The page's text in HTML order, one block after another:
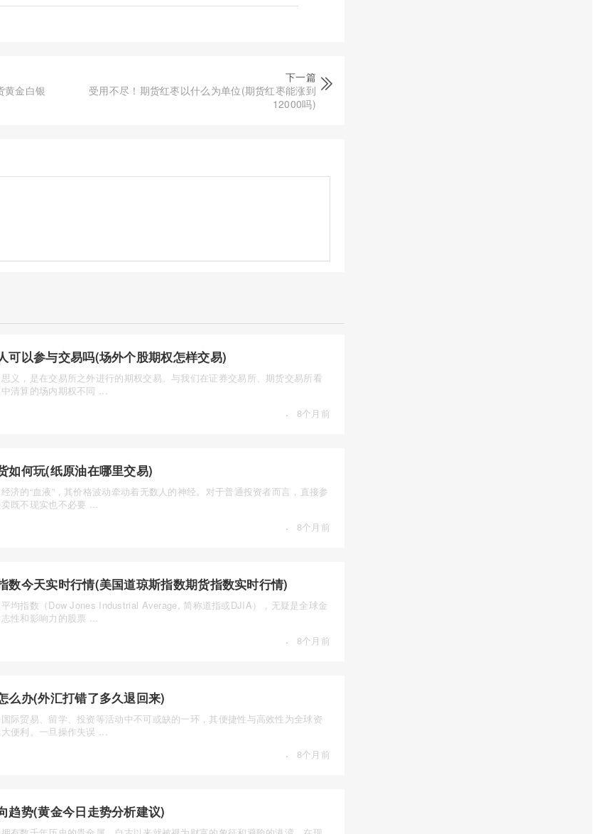
黄金白银
下一篇
受用不尽！期货红枣以什么为单位(期货红枣能涨到
12000吗)
可以参与交易吗(场外个股期权怎样交易)
义，是在交易所之外进行的期权交易。与我们在证券交易所、期货交易所看
清算的场内期权不同 ...
· 8个月前
如何玩(纸原油在哪里交易)
济的“血液”，其价格波动牵动着无数人的神经。对于普通投资者而言，直接参
既不现实也不必要 ...
· 8个月前
数今天实时行情(美国道琼斯指数期货指数实时行情)
均指数（Dow Jones Industrial Average, 简称道指或DJIA），无疑是全球金
性和影响力的股票 ...
· 8个月前
么办(外汇打错了多久退回来)
际贸易、留学、投资等活动中不可或缺的一环，其便捷性与高效性为全球资
便利。一旦操作失误 ...
· 8个月前
趋势(黄金今日走势分析建议)